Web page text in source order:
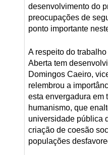
desenvolvimento do
preocupações de
ponto importante
A respeito do
Aberta tem
Domingos Caeiro,
relembrou a
esta envergadura em
humanismo, que
universidade pública
criação de coesão
populações